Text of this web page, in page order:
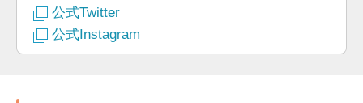
公式Twitter
公式Instagram